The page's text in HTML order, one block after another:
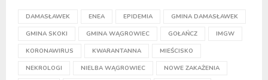
DAMASŁAWEK ENEA EPIDEMIA GMINA DAMASŁAWEK
GMINA SKOKI GMINA WĄGROWIEC GOŁAŃCZ IMGW
KORONAWIRUS KWARANTANNA MIEŚCISKO
NEKROLOGI NIELBA WĄGROWIEC NOWE ZAKAŻENIA